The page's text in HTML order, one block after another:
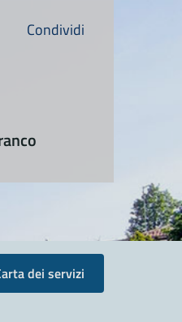
Condividi
dei servizi